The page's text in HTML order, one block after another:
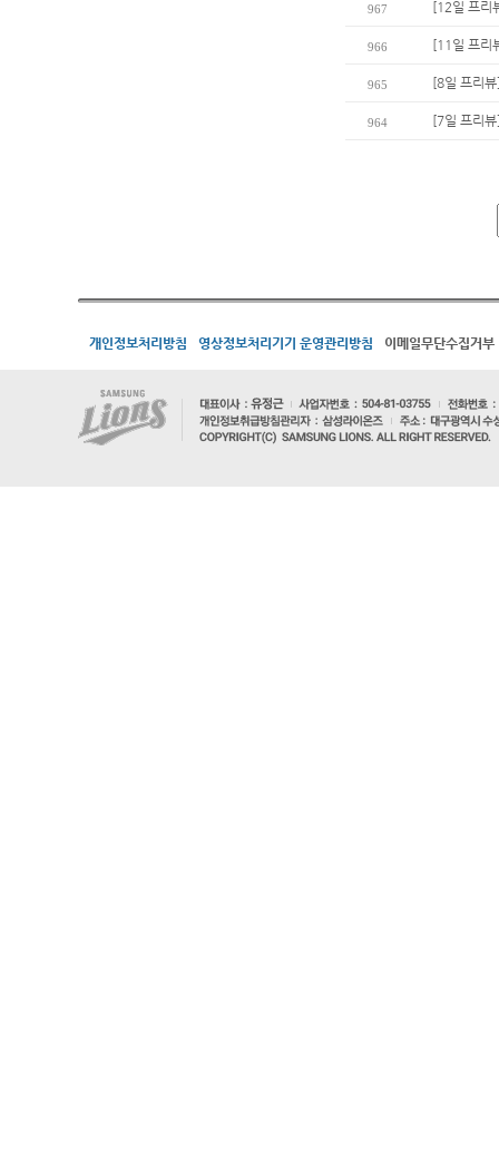
967 [12일 프리
966 [11일 프리
965 [8일 프리
964 [7일 프리
개인정보처리방침 영상정보처리기기 운영관리방침 이메일무단수집거부